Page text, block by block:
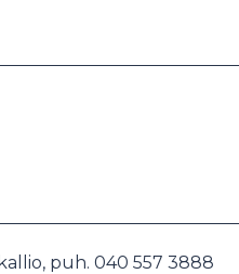
puh. 040 557 3888